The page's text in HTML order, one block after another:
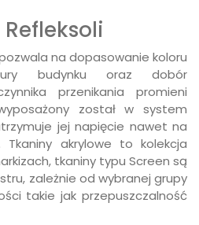
na dopasowanie koloru
budynku oraz dobór
przenikania promieni
został w system
jej napięcie nawet na
Tkaniny akrylowe to kolekcja
tkaniny typu Screen są
zależnie od wybranej grupy
takie jak przepuszczalność